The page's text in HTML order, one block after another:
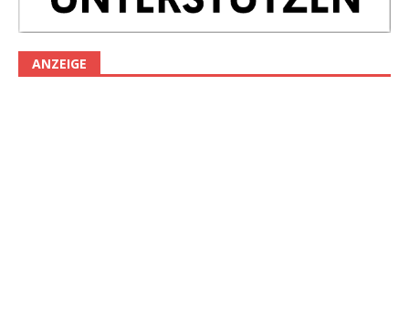
ANZEIGE